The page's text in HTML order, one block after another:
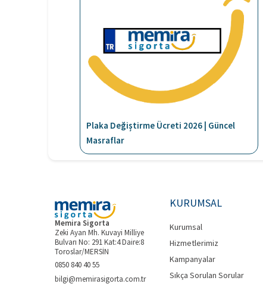
Plaka Değiştirme Ücreti 2026 | Güncel
Masraflar
Memira Sigorta
Zeki Ayan Mh. Kuvayi Milliye
Bulvarı No: 291 Kat:4 Daire:8
Toroslar/MERSİN
0850 840 40 55
bilgi@memirasigorta.com.tr
KURUMSAL
Kurumsal
Hizmetlerimiz
Kampanyalar
Sıkça Sorulan Sorular